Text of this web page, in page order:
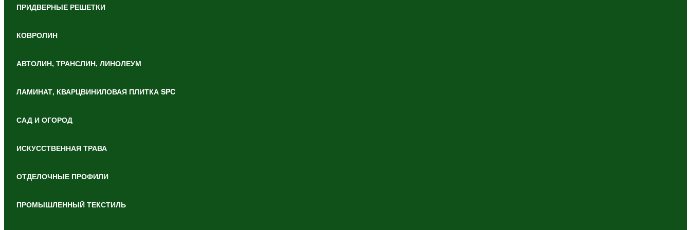
ПРИДВЕРНЫЕ РЕШЕТКИ
КОВРОЛИН
АВТОЛИН, ТРАНСЛИН, ЛИНОЛЕУМ
ЛАМИНАТ, КВАРЦВИНИЛОВАЯ ПЛИТКА SPC
САД И ОГОРОД
ИСКУССТВЕННАЯ ТРАВА
ОТДЕЛОЧНЫЕ ПРОФИЛИ
ПРОМЫШЛЕННЫЙ ТЕКСТИЛЬ